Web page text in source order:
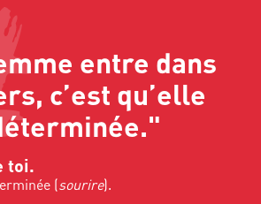
toi.
(sourire).
entre dans
c’est qu’elle